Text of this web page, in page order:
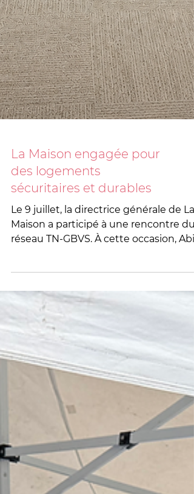
La Maison engagée pour
sécuritaires et durables
Le 9 juillet, la directrice générale de La
Redwood, a présenté l'initiative « Aller
au-delà de la transition », soulignant
l'importance de renforcer les
partenariats avec les promoteurs
immobiliers afin de développer des
solutions de logement sécuritaires et
durables pour les survivantes de
violence fondée sur le sexe. Cette
initiative s'inscrit dans un contexte